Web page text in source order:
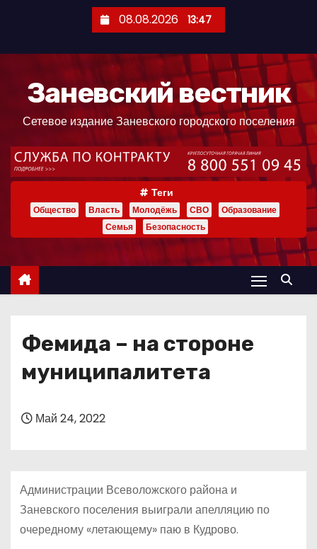
ж
08.08.2026 13:47
Заневский вестник
Сетевое издание Заневского городского поселения
Теги
Общество Власть Молодёжь СВО
Образование
Семья
Безопасность
Фемида – на стороне
муниципалитета
Май 24, 2022
Администрации Всеволожского района и
Заневского поселения выиграли апелляцию по
очередному «летающему» паю в Кудрово.